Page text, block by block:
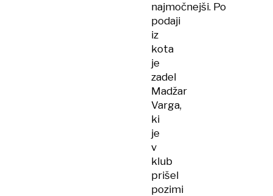
najmočnejši. Po
podaji
iz
kota
je
zadel
Madžar
Varga,
ki
je
v
klub
prišel
pozimi